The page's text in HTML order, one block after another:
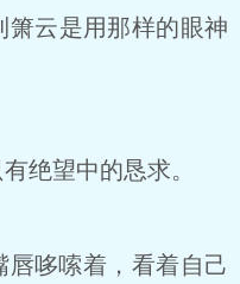
箫云是用那样的眼神
绝望中的恳求。
哆嗦着，看着自己